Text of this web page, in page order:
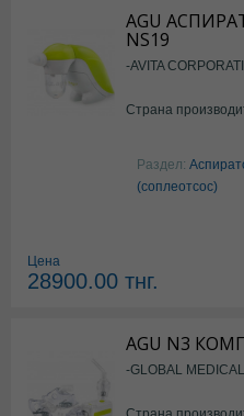
AGU
NS19
-AVITA
Страна
Раздел:
(соплеотсос)
Цена
28900.00 тнг.
AGU N3
-GLOBAL